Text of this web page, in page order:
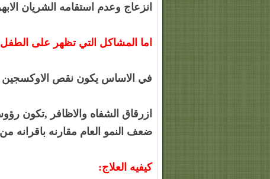
انزعاج وعدم استقامه الشريان
اما المشاكل التي تظهر على
في الاساس يكون نقص الاوكسجين
ازرقاق الشفاه والاظافر ,تكون
ضعف النمو العام مقارنه باقرانه
كيفيه العلاج: